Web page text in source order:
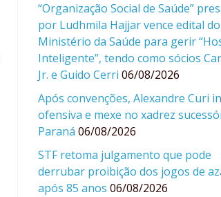
“Organização Social de Saúde”
por Ludhmila Hajjar vence edital do
Ministério da Saúde para gerir
Inteligente”, tendo como sócios
Jr. e Guido Cerri 06/08/2026
Após convenções, Alexandre Curi
ofensiva e mexe no xadrez
Paraná 06/08/2026
STF retoma julgamento que pode
derrubar proibição dos jogos de
após 85 anos 06/08/2026